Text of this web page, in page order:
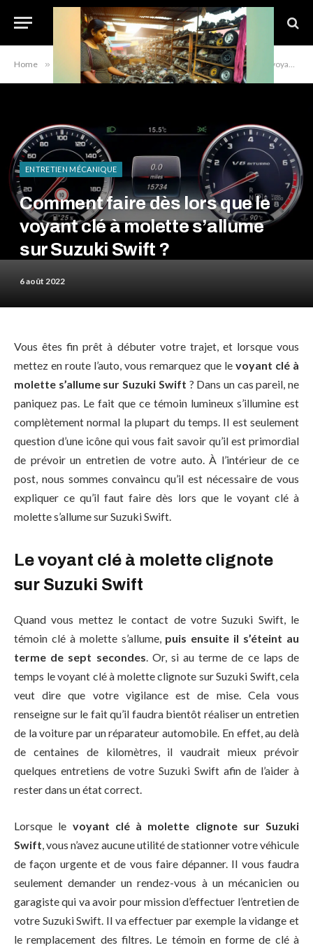
Home » Entretien mécanique » Comment faire dès lors que le voyant clé à molette s’allume sur Suzuki Swift ?
ENTRETIEN MÉCANIQUE
Comment faire dès lors que le
voyant clé à molette s’allume
sur Suzuki Swift ?
6 août 2022
Vous êtes fin prêt à débuter votre trajet, et lorsque vous
mettez en route l’auto, vous remarquez que le voyant clé à
molette s’allume sur Suzuki Swift ? Dans un cas pareil, ne
paniquez pas. Le fait que ce témoin lumineux s’illumine est
complètement normal la plupart du temps. Il est seulement
question d’une icône qui vous fait savoir qu’il est primordial
de prévoir un entretien de votre auto. À l’intérieur de ce
post, nous sommes convaincu qu’il est nécessaire de vous
expliquer ce qu’il faut faire dès lors que le voyant clé à
molette s’allume sur Suzuki Swift.
Le voyant clé à molette clignote
sur Suzuki Swift
Quand vous mettez le contact de votre Suzuki Swift, le
témoin clé à molette s’allume, puis ensuite il s’éteint au
terme de sept secondes. Or, si au terme de ce laps de
temps le voyant clé à molette clignote sur Suzuki Swift, cela
veut dire que votre vigilance est de mise. Cela vous
renseigne sur le fait qu’il faudra bientôt réaliser un entretien
de la voiture par un réparateur automobile. En effet, au delà
de centaines de kilomètres, il vaudrait mieux prévoir
quelques entretiens de votre Suzuki Swift afin de l’aider à
rester dans un état correct.
Lorsque le voyant clé à molette clignote sur Suzuki
Swift , vous n’avez aucune utilité de stationner votre véhicule
de façon urgente et de vous faire dépanner. Il vous faudra
seulement demander un rendez-vous à un mécanicien ou
garagiste qui va avoir pour mission d’effectuer l’entretien de
votre Suzuki Swift. Il va effectuer par exemple la vidange et
le remplacement des filtres. Le témoin en forme de clé à